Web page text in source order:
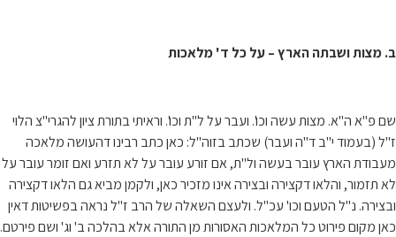
ב. מצות ושבתה הארץ – על כל ד' מלאכות
שם פ"א ה"א. מצות עשה וכו'. ועבר על ל"ת וכו'. וראיתי בתורת ציון להגרי"צ הלוי
ז"ל (בעמוד י"ב ד"ה ועבר) שכתב בזוה"ל: כאן כתב רבינו דהעושה מלאכה
מעבודת הארץ עובר בעשה ול"ת, אם זורע עובר על לא תזרע ואם זומר עובר על
לא תזמור, והלאו דקצירה ובצירה אינו מזכיר כאן, ולקמן מביא גם הלאו דקצירה
ובצירה. נ"ל הטעם וכו' עכ"ל. ולעצם השאלה של הרב ז"ל נראה בפשיטות דאין
כאן מקום פירוט כל המלאכות האסורות מן התורה אלא בהלכה ב' וג' ושם פירטם.